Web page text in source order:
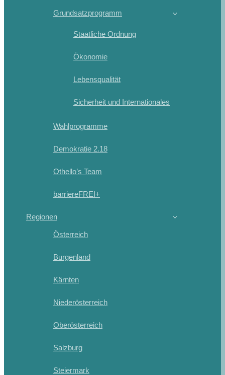
Grundsatzprogramm
Staatliche Ordnung
Ökonomie
Lebensqualität
Sicherheit und Internationales
Wahlprogramme
Demokratie 2.18
Othello’s Team
barriereFREI+
Regionen
Österreich
Burgenland
Kärnten
Niederösterreich
Oberösterreich
Salzburg
Steiermark